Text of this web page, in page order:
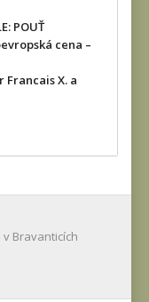
POUŤ
cena –
X. a
Bravanticích